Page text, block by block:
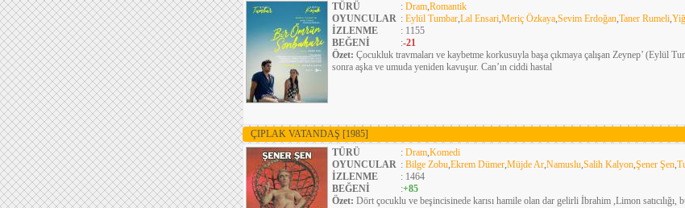
TÜRÜ
: Dram,Romantik
OYUNCULAR : Eylül Tumbar,Lal Ensari,Meriç Özkaya,Sevim Erdoğan,Taner Rumeli,
İZLENME
: 1155
BEĞENİ
:-21
Özet: Çocukluk travmaları ve kaybetme korkusuyla başa çıkmaya çalışan Zeynep’ (Eylül
sonra aşka ve umuda yeniden kavuşur. Can’ın ciddi hastal
ÇIPLAK VATANDAŞ [1985]
TÜRÜ
: Dram,Komedi
OYUNCULAR : Bilge Zobu,Ekrem Dümer,Müjde Ar,Namuslu,Salih Kalyon,Şener Şen,
İZLENME
: 1464
BEĞENİ
:+85
Özet: Dört çocuklu ve beşincisinede karısı hamile olan dar gelirli İbrahim ,Limon satıcılığı,